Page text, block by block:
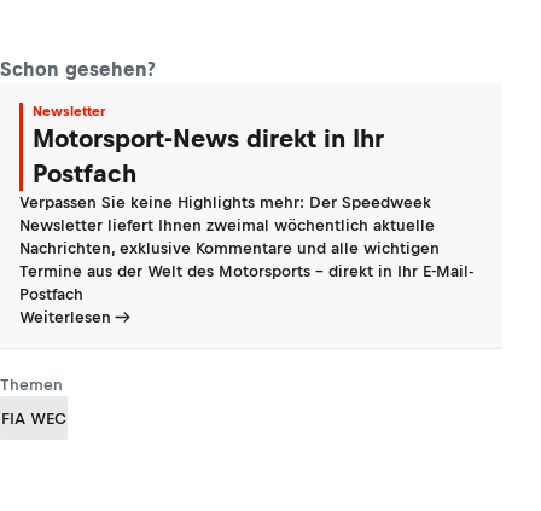
Schon gesehen?
Newsletter
Motorsport-News direkt in Ihr
Postfach
Verpassen Sie keine Highlights mehr: Der Speedweek
Newsletter liefert Ihnen zweimal wöchentlich aktuelle
Nachrichten, exklusive Kommentare und alle wichtigen
Termine aus der Welt des Motorsports - direkt in Ihr E-Mail-
Postfach
Weiterlesen
Themen
FIA WEC